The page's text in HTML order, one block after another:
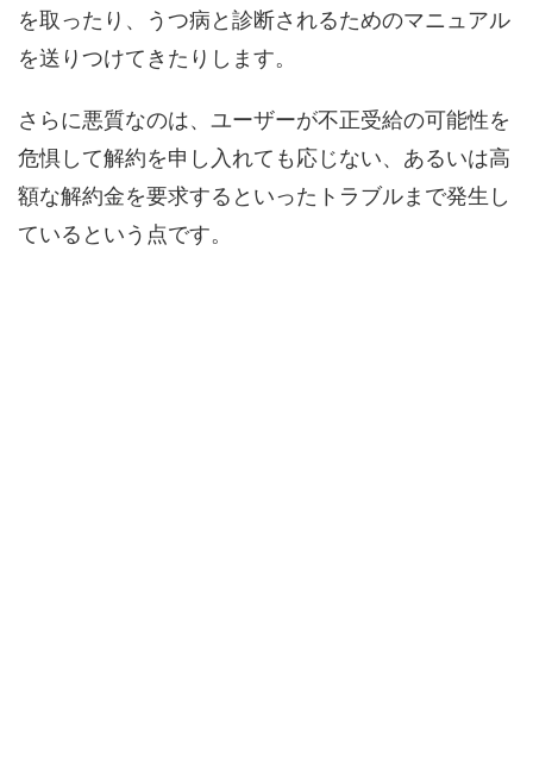
を取ったり、うつ病と診断されるためのマニュアル
を送りつけてきたりします。
さらに悪質なのは、ユーザーが不正受給の可能性を
危惧して解約を申し入れても応じない、あるいは高
額な解約金を要求するといったトラブルまで発生し
ているという点です。